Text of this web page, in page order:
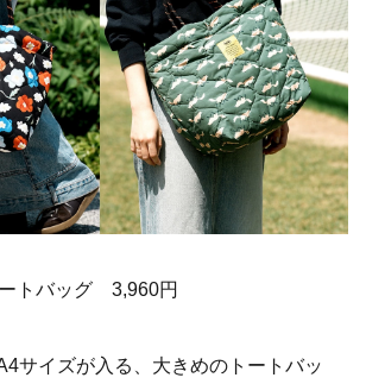
トバッグ 3,960円
サイズが入る、大きめのトートバッ